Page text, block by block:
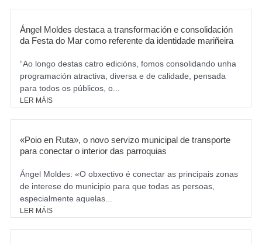
m
Ángel Moldes destaca a transformación e consolidación
da Festa do Mar como referente da identidade mariñeira
“Ao longo destas catro edicións, fomos consolidando unha
programación atractiva, diversa e de calidade, pensada
para todos os públicos, o...
LER MÁIS
«Poio en Ruta», o novo servizo municipal de transporte
para conectar o interior das parroquias
Ángel Moldes: «O obxectivo é conectar as principais zonas
de interese do municipio para que todas as persoas,
especialmente aquelas...
LER MÁIS